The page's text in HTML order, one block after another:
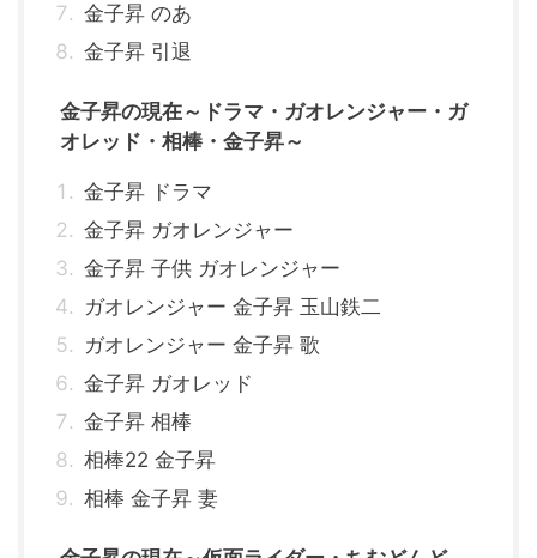
金子昇 のあ
金子昇 引退
金子昇の現在～ドラマ・ガオレンジャー・ガ
オレッド・相棒・金子昇～
金子昇 ドラマ
金子昇 ガオレンジャー
金子昇 子供 ガオレンジャー
ガオレンジャー 金子昇 玉山鉄二
ガオレンジャー 金子昇 歌
金子昇 ガオレッド
金子昇 相棒
相棒22 金子昇
相棒 金子昇 妻